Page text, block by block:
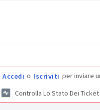
Accedi o Iscriviti per inviare
Controlla Lo Stato Dei Ticket